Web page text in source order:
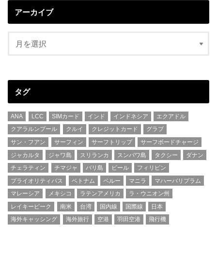
アーカイブ
タグ
ANA LCC SIMカード インド インドネシア
エクアドル
クアラルンプール
クルイ クレジットカード
グラブ
サン・フアン
サーフィン サーフトリップ
サーフボードチャージ
ジャカルタ
ジャワ島 スリランカ スンバワ島 タクシー
ダナン
チェラティン
チマジャ バリ島 ビール
フィリピン
プライオリティパス
ベトナム ペルー マニラ
マハーバリプラム
マレーシア
メキシコ ラテンアメリカ
ラ・ウニオン州
レイキーピーク
南米 台湾 国内線 国際線
日本
海外キャッシング
海外旅行 空港 羽田空港 飛行機